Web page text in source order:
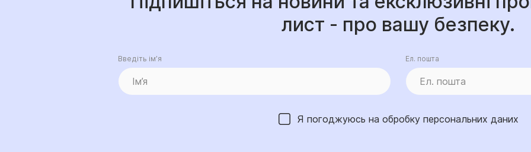
лист - про вашу безпеку.
Введіть ім’я Ел. пошта
Я погоджуюсь на обробку персональних даних